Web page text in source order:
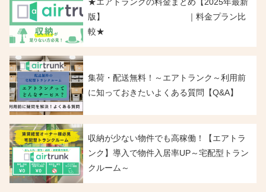
版】 ｜料金プラン比
較★
集荷・配送無料！～エアトランク～利用前
に知っておきたいよくある質問【Q&A】
収納が少ない物件でも高稼働！【エアトラ
ンク】導入で物件入居率UP～宅配型トラン
クルーム～